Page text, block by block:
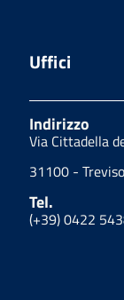
Uffici
Indirizzo
Via Cittadella
31100 - Treviso
Tel.
(+39) 0422